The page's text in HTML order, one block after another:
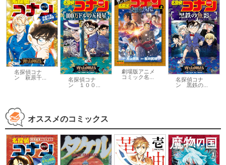
名探偵コナ
ン 萩原千...
名探偵コナ
ン １００...
劇場版アニメ
コミック名...
名探偵コナ
ン 黒鉄の...
オススメのコミックス